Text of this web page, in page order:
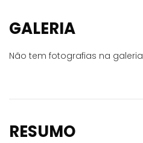
GALERIA
Não tem fotografias na galeria
RESUMO